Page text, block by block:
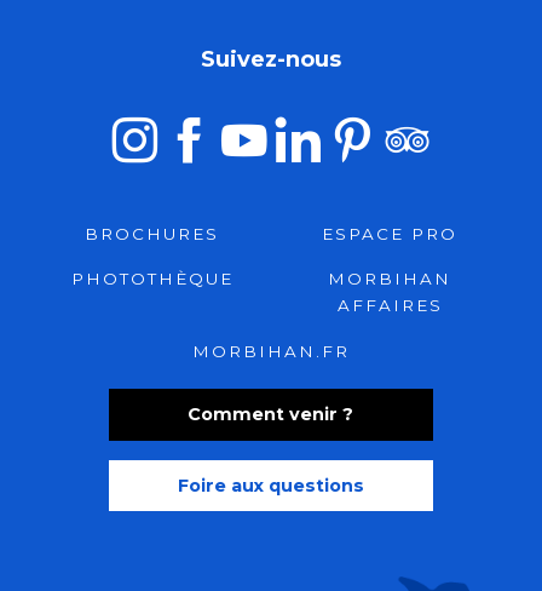
Comment venir ?
Foire aux questions
Suivez-nous
BROCHURES ESPACE PRO
PHOTOTHÈQUE
MORBIHAN
AFFAIRES
MORBIHAN.FR